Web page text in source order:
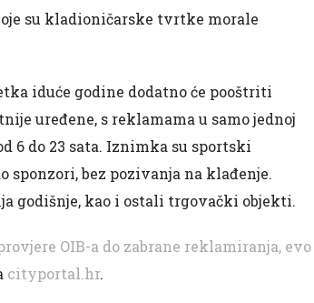
su kladioničarske tvrtke morale
iduće godine dodatno će pooštriti
uređene, s reklamama u samo jednoj
6 do 23 sata. Iznimka su sportski
sponzori, bez pozivanja na klađenje.
godišnje, kao i ostali trgovački objekti.
OIB-a do zabrane reklamiranja, evo
cityportal.hr.